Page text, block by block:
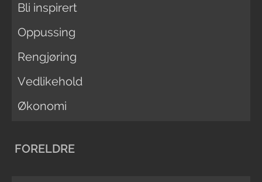
Bli inspirert
Oppussing
Rengjøring
Vedlikehold
Økonomi
FORELDRE